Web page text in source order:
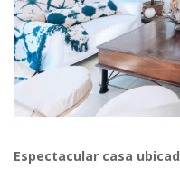
Espectacular casa